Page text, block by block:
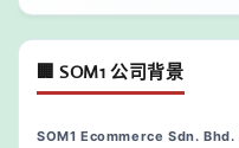
🏢 SOM1 公司背景
SOM1 Ecommerce Sdn. Bhd.